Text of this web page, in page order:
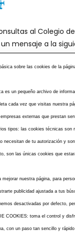
al Colegio
mensaje a la
TABLÓN
TÉRMINOS Y
LEGAL
POLÍTICA
NOTICIAS
sobre las cookies de la
es un pequeño archivo de
cada vez que visitas nuestra
externas que prestan
tipos: las cookies técnicas son
necesitan de tu autorización y
son las únicas cookies que
mejorar nuestra página, para
publicidad ajustada a tus
desactivadas por defecto,
COOKIES: toma el control y
con un paso tan sencillo y